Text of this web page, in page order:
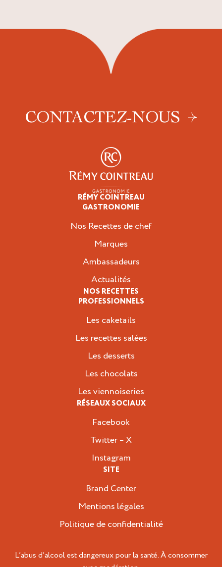
CONTACTEZ-NOUS
RÉMY COINTREAU
GASTRONOMIE
Nos Recettes de chef
Marques
Ambassadeurs
Actualités
NOS RECETTES
PROFESSIONNELS
Les caketails
Les recettes salées
Les desserts
Les chocolats
Les viennoiseries
RÉSEAUX SOCIAUX
Facebook
Twitter – X
Instagram
SITE
Brand Center
Mentions légales
Politique de confidentialité
L’abus d’alcool est dangereux pour la santé. À consommer